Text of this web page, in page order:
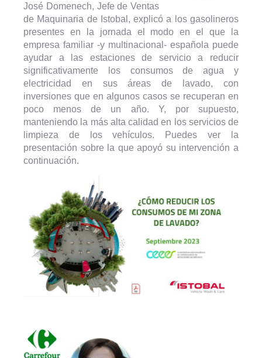
José Domenech, Jefe de Ventas
de Maquinaria de Istobal, explicó a los gasolineros
presentes en la jornada el modo en el que la
empresa familiar -y multinacional- española puede
ayudar a las estaciones de servicio a reducir
significativamente los consumos de agua y
electricidad en sus áreas de lavado, con
inversiones que en algunos casos se recuperan en
poco menos de un año. Y, por supuesto,
manteniendo la más alta calidad en los servicios de
limpieza de los vehículos. Puedes ver la
presentación sobre la que apoyó su intervención a
continuación.